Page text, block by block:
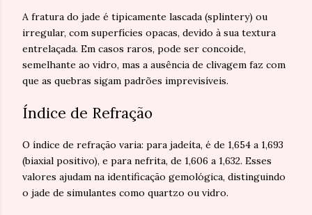
A fratura do jade é tipicamente lascada (splintery) ou
irregular, com superfícies opacas, devido à sua textura
entrelaçada. Em casos raros, pode ser concoide,
semelhante ao vidro, mas a ausência de clivagem faz com
que as quebras sigam padrões imprevisíveis.
Índice de Refração
O índice de refração varia: para jadeíta, é de 1,654 a 1,693
(biaxial positivo), e para nefrita, de 1,606 a 1,632. Esses
valores ajudam na identificação gemológica, distinguindo
o jade de simulantes como quartzo ou vidro.